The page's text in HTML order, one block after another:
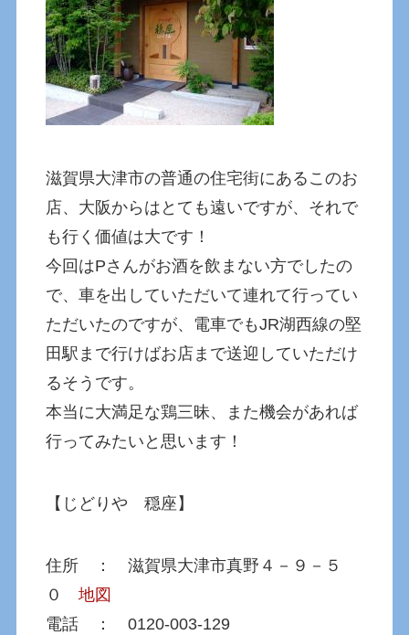
滋賀県大津市の普通の住宅街にあるこのお
店、大阪からはとても遠いですが、それで
も行く価値は大です！
今回はPさんがお酒を飲まない方でしたの
で、車を出していただいて連れて行ってい
ただいたのですが、電車でもJR湖西線の堅
田駅まで行けばお店まで送迎していただけ
るそうです。
本当に大満足な鶏三昧、また機会があれば
行ってみたいと思います！
【じどりや 穏座】
住所 ： 滋賀県大津市真野４－９－５
０地図
電話 ： 0120-003-129